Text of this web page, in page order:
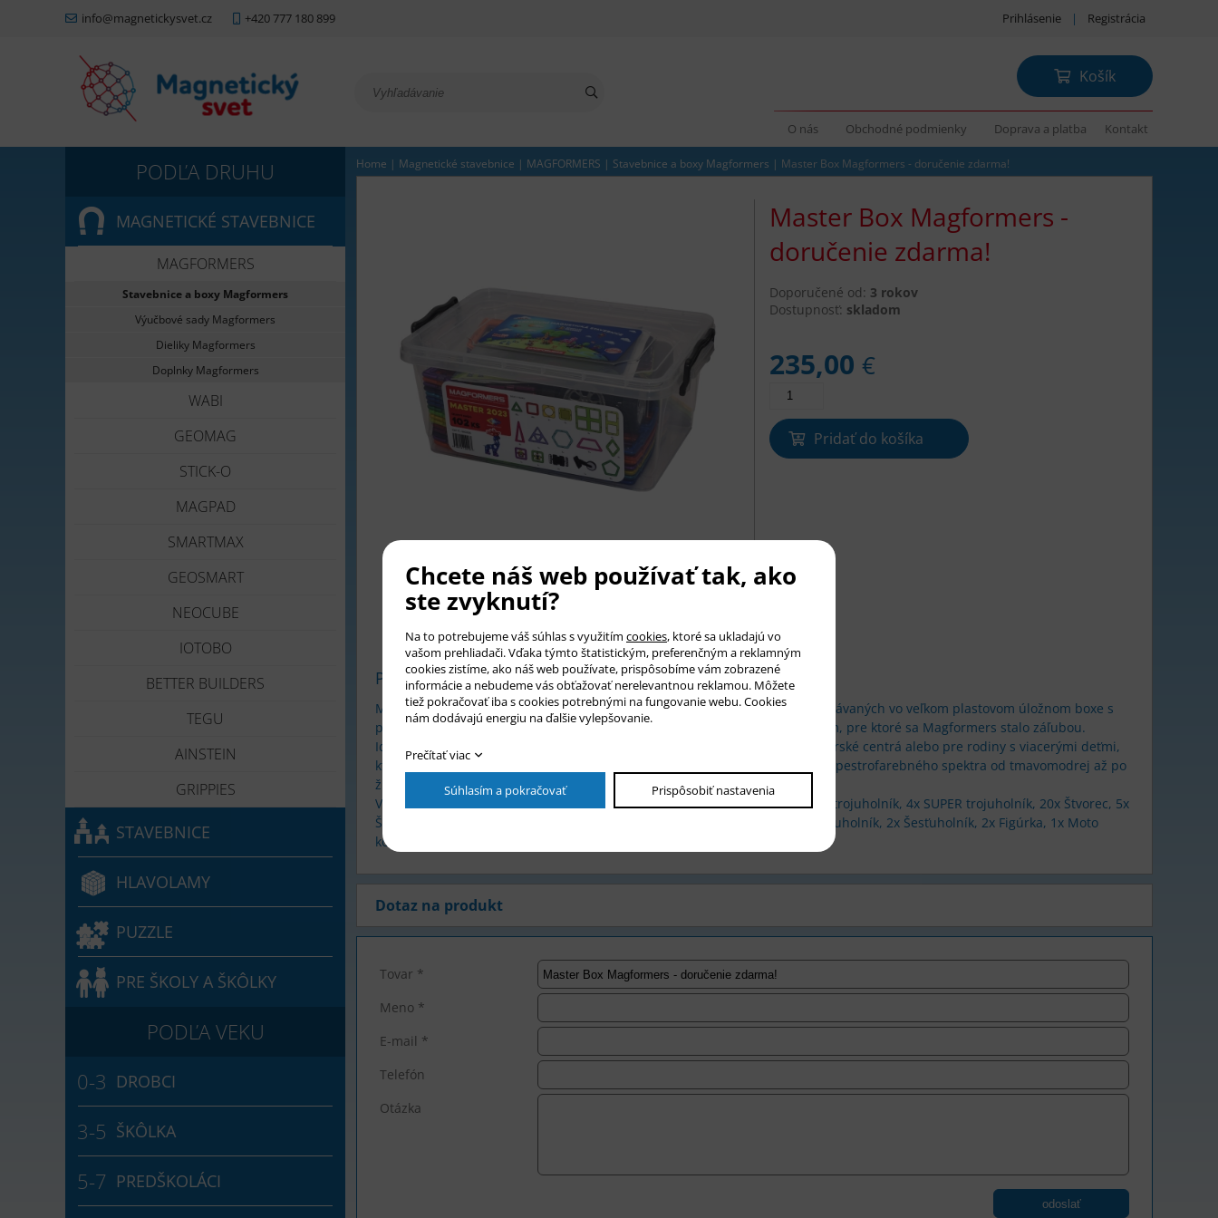
info@magnetickysvet.cz +420 777 180 899 Prihlásenie | Registrácia
Košík
O nás Obchodné podmienky Doprava a platba Kontakt
MAGNETICKÉ STAVEBNICE
MAGFORMERS
Stavebnice a boxy Magformers
Výučbové sady Magformers
Dieliky Magformers
Doplnky Magformers
WABI
GEOMAG
STICK-O
MAGPAD
SMARTMAX
GEOSMART
NEOCUBE
IOTOBO
BETTER BUILDERS
TEGU
AINSTEIN
GRIPPIES
STAVEBNICE
HLAVOLAMY
PUZZLE
PRE ŠKOLY A ŠKÔLKY
DROBCI
ŠKÔLKA
PREDŠKOLÁCI
Home | Magnetické stavebnice | MAGFORMERS | Stavebnice a boxy Magformers | Master Box Magformers - doručenie zdarma!
Master Box Magformers -
doručenie zdarma!
Doporučené od: 3 rokov
Dostupnosť: skladom
235,00€
Pridať do košíka
Popis tovaru
Master box Magformers (102 dieliov) je jedna z veľkokapacitných zostáv dodávaných vo veľkom plastovom úložnom boxe s
prackovým uzáverom, ktorý ponúka skutočne dostatočný tvorivý priestor tým, pre ktoré sa Magformers stalo záľubou.
Ide zároveň o veľmi vhodný druh stavebnice pre školy a škôlky, herne, materské centrá alebo pre rodiny s viacerými deťmi,
ktoré oceňujú kúzlo kolektívneho tvorenia. Dieliky opäť pokrývajú celú škálu pestrofarebného spektra od tmavomodrej až po
žiarivo žltú.
V Master boxe nájdete 102 dielikov Magformers: 20x Trojuholník, 8x Vysoký trojuholník, 4x SUPER trojuholník, 20x Štvorec, 5x
Štvorec s kruhovým otvorom, 5x Mriežka, 5x Štvorec s fixnou výplňou, 4x Päťuholník, 2x Šesťuholník, 2x Figúrka, 1x Moto
koliesko, 2x Kolieska
Dotaz na produkt
Tovar *
Meno *
E-mail *
Telefón
Otázka
odoslať
Chcete náš web používať tak, ako
ste zvyknutí?
Na to potrebujeme váš súhlas s využitím cookies, ktoré sa ukladajú vo
vašom prehliadači. Vďaka týmto štatistickým, preferenčným a reklamným
cookies zistíme, ako náš web používate, prispôsobíme vám zobrazené
informácie a nebudeme vás obťažovať nerelevantnou reklamou. Môžete
tiež pokračovať iba s cookies potrebnými na fungovanie webu. Cookies
nám dodávajú energiu na ďalšie vylepšovanie.
Prečítať viac
Súhlasím a pokračovať Prispôsobiť nastavenia